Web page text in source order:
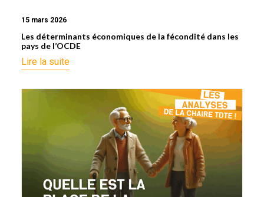
15 mars 2026
Les déterminants économiques de la fécondité dans les
pays de l’OCDE
Lire la suite